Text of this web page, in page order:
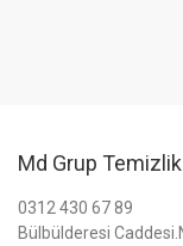
Md Grup
0312 430 67 89
Bülbülderesi